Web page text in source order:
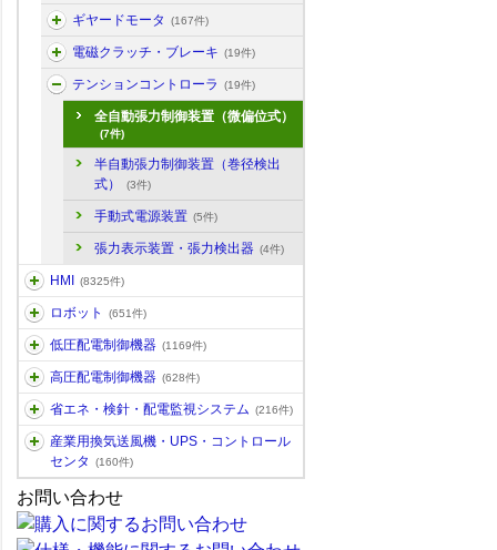
ギヤードモータ (167件)
電磁クラッチ・ブレーキ (19件)
テンションコントローラ (19件)
全自動張力制御装置（微偏位式）
(7件)
半自動張力制御装置（巻径検出
式）
(3件)
手動式電源装置 (5件)
張力表示装置・張力検出器 (4件)
HMI (8325件)
ロボット (651件)
低圧配電制御機器 (1169件)
高圧配電制御機器 (628件)
省エネ・検針・配電監視システム (216件)
産業用換気送風機・UPS・コントロール
センタ
(160件)
お問い合わせ